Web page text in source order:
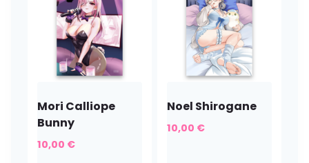
Mori Calliope
Bunny
10,00 €
Noel Shirogane
10,00 €